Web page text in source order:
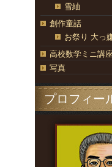
雪紬
創作童話
お祭り 大っ
高校数学ミニ講
写真
プロフィー